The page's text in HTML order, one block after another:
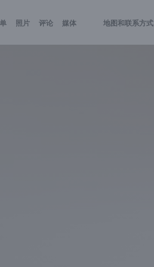
照片 评论 媒体
((在新窗口中打开))
((在新窗口中打开))
地图和联系方式